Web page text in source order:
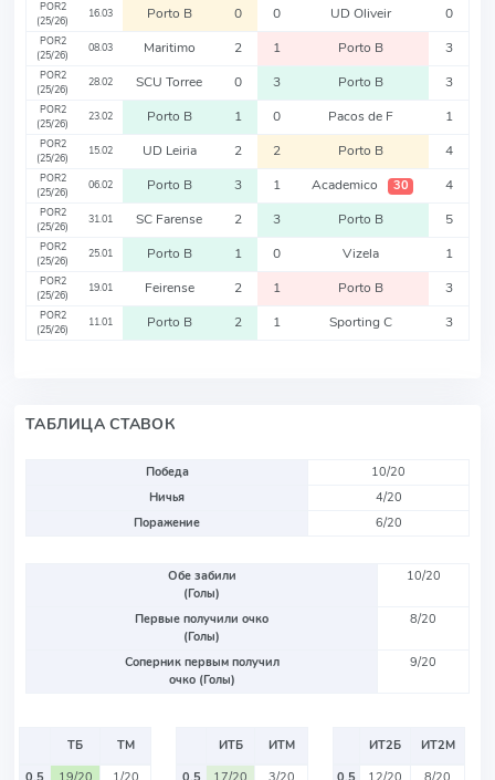
POR2
(25/26)
16.03 Porto B 0 0 UD Oliveir 0
POR2
(25/26)
08.03 Maritimo 2 1 Porto B 3
POR2
(25/26)
28.02 SCU Torree 0 3 Porto B 3
POR2
(25/26)
23.02 Porto B 1 0 Pacos de F 1
POR2
(25/26)
15.02 UD Leiria 2 2 Porto B 4
POR2
(25/26)
06.02 Porto B 3 1 Academico 30 4
POR2
(25/26)
31.01 SC Farense 2 3 Porto B 5
POR2
(25/26)
25.01 Porto B 1 0 Vizela 1
POR2
(25/26)
19.01 Feirense 2 1 Porto B 3
POR2
(25/26)
11.01 Porto B 2 1 Sporting C 3
ТАБЛИЦА СТАВОК
Победа
10/20
Ничья
4/20
Поражение
6/20
Обе забили
(Голы)
10/20
Первые получили очко
(Голы)
8/20
Соперник первым получил
очко (Голы)
9/20
ТБ
ТМ
ИТБ
ИТМ
ИТ2Б
ИТ2М